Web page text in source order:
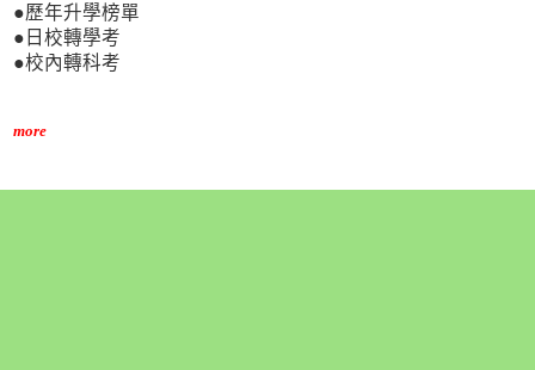
●歷年升學榜單
●日校轉學考
●校內轉科考
more